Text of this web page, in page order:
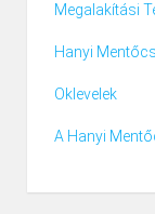
Megalakítási
Hanyi
Oklevelek
A Hanyi